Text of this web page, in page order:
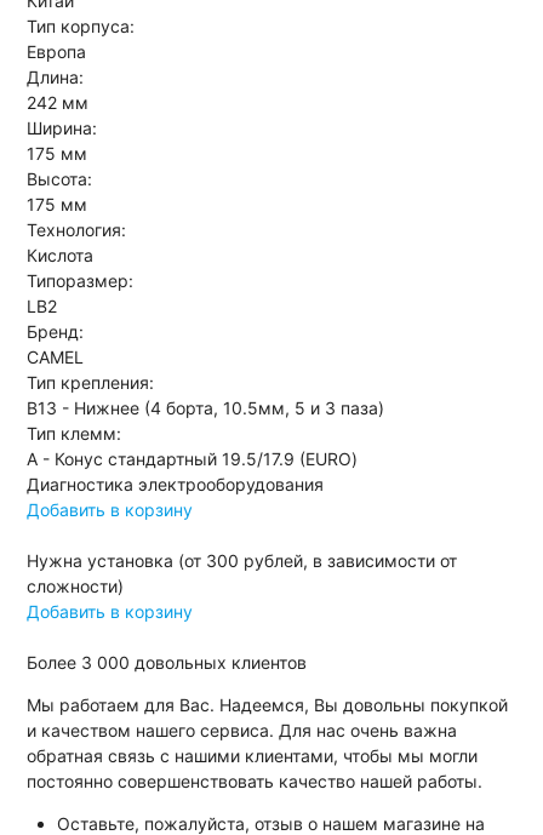
Тип корпуса:
Европа
Длина:
242 мм
Ширина:
175 мм
Высота:
175 мм
Технология:
Кислота
Типоразмер:
LB2
Бренд:
CAMEL
Тип крепления:
B13 - Нижнее (4 борта, 10.5мм, 5 и 3 паза)
Тип клемм:
A - Конус стандартный 19.5/17.9 (EURO)
Диагностика электрооборудования
Добавить в корзину
Нужна установка (от 300 рублей, в зависимости от
сложности)
Добавить в корзину
Более 3 000 довольных клиентов
Мы работаем для Вас. Надеемся, Вы довольны покупкой
и качеством нашего сервиса. Для нас очень важна
обратная связь с нашими клиентами, чтобы мы могли
постоянно совершенствовать качество нашей работы.
Оставьте, пожалуйста, отзыв о нашем магазине на